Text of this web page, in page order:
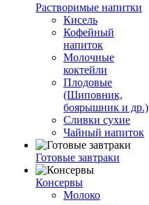
Растворимые напитки
Кисель
Кофейный
напиток
Молочные
коктейли
Плодовые
(Шиповник,
боярышник и др.)
Сливки сухие
Чайный напиток
Готовые завтраки
Консервы
Молоко